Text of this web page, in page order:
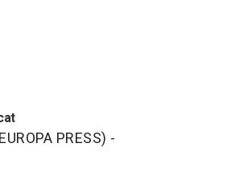
PRESS) -